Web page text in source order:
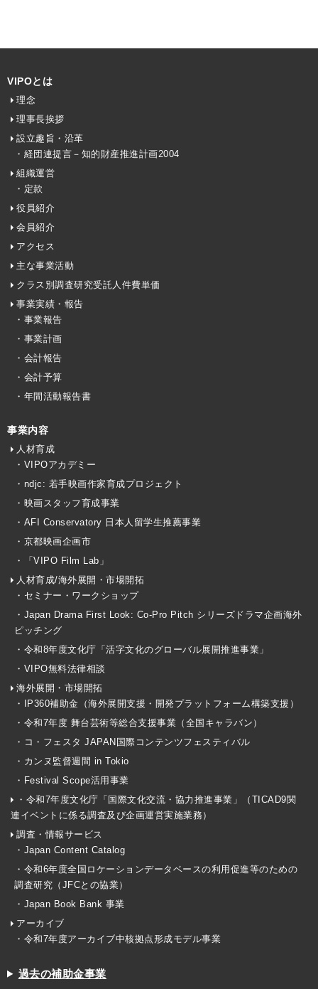
VIPOとは
理念
理事長挨拶
設立趣旨・沿革
・経団連提言－知的財産推進計画2004
組織運営
・定款
役員紹介
会員紹介
アクセス
主な事業活動
クラス別調査研究受託人件費単価
事業実績・報告
・事業報告
・事業計画
・会計報告
・会計予算
・年間活動報告書
事業内容
人材育成
・VIPOアカデミー
・ndjc: 若手映画作家育成プロジェクト
・映画スタッフ育成事業
・AFI Conservatory 日本人留学生推薦事業
・京都映画企画市
・「VIPO Film Lab」
人材育成/海外展開・市場開拓
・セミナー・ワークショップ
・Japan Drama First Look: Co-Pro Pitch シリーズドラマ企画海外
ピッチング
・令和8年度文化庁「活字文化のグローバル展開推進事業」
・VIPO無料法律相談
海外展開・市場開拓
・IP360補助金（海外展開支援・開発プラットフォーム構築支援）
・令和7年度 舞台芸術等総合支援事業（全国キャラバン）
・コ・フェスタ JAPAN国際コンテンツフェスティバル
・カンヌ監督週間 in Tokio
・Festival Scope活用事業
・令和7年度文化庁「国際文化交流・協力推進事業」（TICAD9関
連イベントに係る調査及び企画運営実施業務）
調査・情報サービス
・Japan Content Catalog
・令和6年度全国ロケーションデータベースの利用促進等のための
調査研究（JFCとの協業）
・Japan Book Bank 事業
アーカイブ
・令和7年度アーカイブ中核拠点形成モデル事業
過去の補助金事業